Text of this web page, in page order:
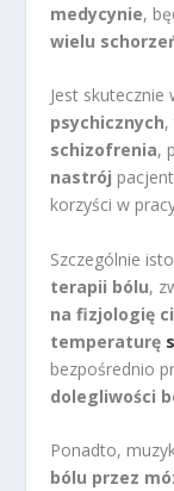
medycynie,
wielu
Jest
psychicznych,
schizofrenia,
nastrój
korzyści w
Szczególnie
terapii bólu,
na fizjologię
temperaturę
bezpośrednio
dolegliwości
Ponadto,
bólu przez